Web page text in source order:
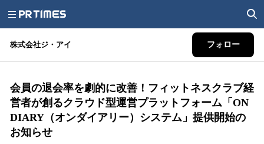
株式会社ジ・アイ フォロー
会員の退会率を劇的に改善！フィットネスクラブ経
営者が創るクラウド型運営プラットフォーム「ON
DIARY（オンダイアリー）システム」提供開始の
お知らせ